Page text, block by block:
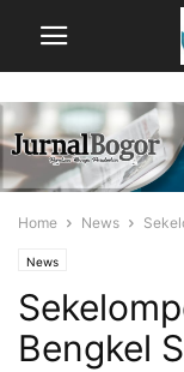
Home News
News
Bengkel